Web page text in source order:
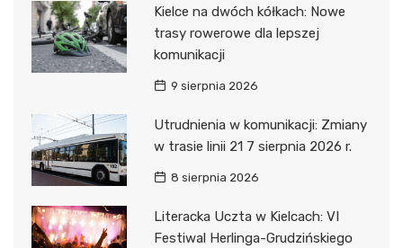
Kielce na dwóch kółkach: Nowe
trasy rowerowe dla lepszej
komunikacji
9 sierpnia 2026
Utrudnienia w komunikacji: Zmiany
w trasie linii 21 7 sierpnia 2026 r.
8 sierpnia 2026
Literacka Uczta w Kielcach: VI
Festiwal Herlinga-Grudzińskiego